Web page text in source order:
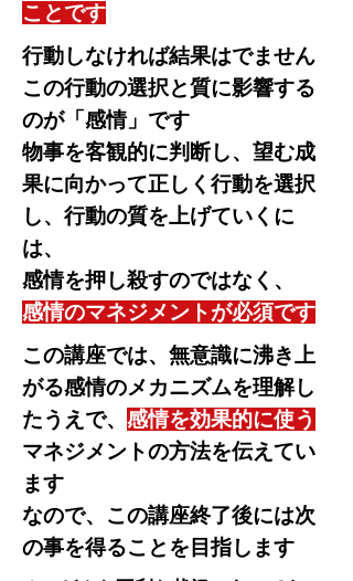
ことです
​行動しなければ結果はでません
この行動の選択と質に影響する
のが「感情」です
物事を客観的に判断し、望む成
果に向かって正しく行動を選択
し、行動の質を上げていくに
は、
​感情を押し殺すのではなく、
感情のマネジメントが必須です
​この講座では、無意識に沸き上
がる感情のメカニズムを理解し
たうえで、 感情を効果的に使う
マネジメントの方法を伝えてい
ます
​なので、この講座終了後には次
の事を得ることを目指します